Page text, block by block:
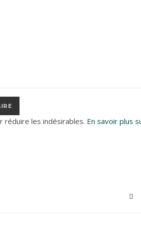
réduire les indésirables. En savoir plus